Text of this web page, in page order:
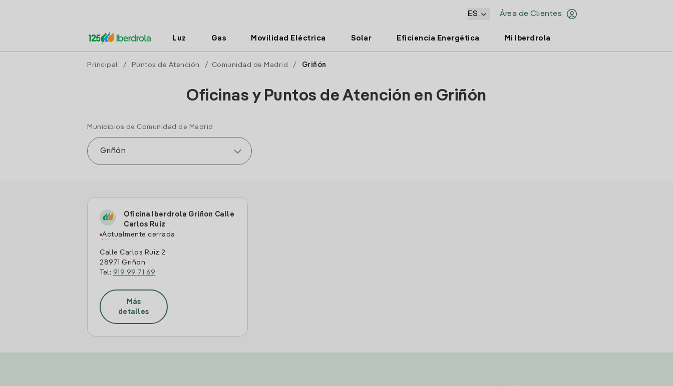
Área de Clientes
ES
Luz Gas Movilidad Eléctrica Solar Eficiencia Energética Mi Iberdrola
Principal / Puntos de Atención / Comunidad de Madrid / Griñón
Oficinas y Puntos de Atención en Griñón
Municipios de Comunidad de Madrid
Oficina Iberdrola Griñon Calle
Carlos Ruiz
Actualmente cerrada
Calle Carlos Ruiz 2
28971 Griñon
Tel: 919 99 71 69
Más
detalles